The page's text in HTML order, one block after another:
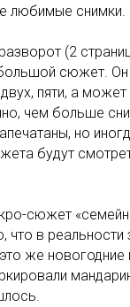
любимые снимки.
(2
сюжет.
пяти, а может
чем больше
но
будут
сюжет
что в реальности
же новогодние